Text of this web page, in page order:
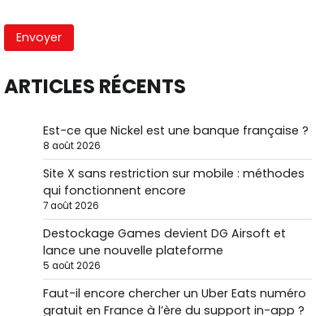
ARTICLES RÉCENTS
Est-ce que Nickel est une banque française ?
8 août 2026
Site X sans restriction sur mobile : méthodes
qui fonctionnent encore
7 août 2026
Destockage Games devient DG Airsoft et
lance une nouvelle plateforme
5 août 2026
Faut-il encore chercher un Uber Eats numéro
gratuit en France à l’ère du support in-app ?